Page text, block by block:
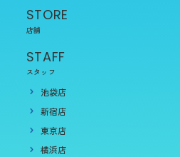
STORE
店舗
STAFF
スタッフ
池袋店
新宿店
東京店
横浜店